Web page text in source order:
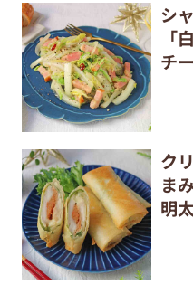
シ
「
チ
ク
ま
明